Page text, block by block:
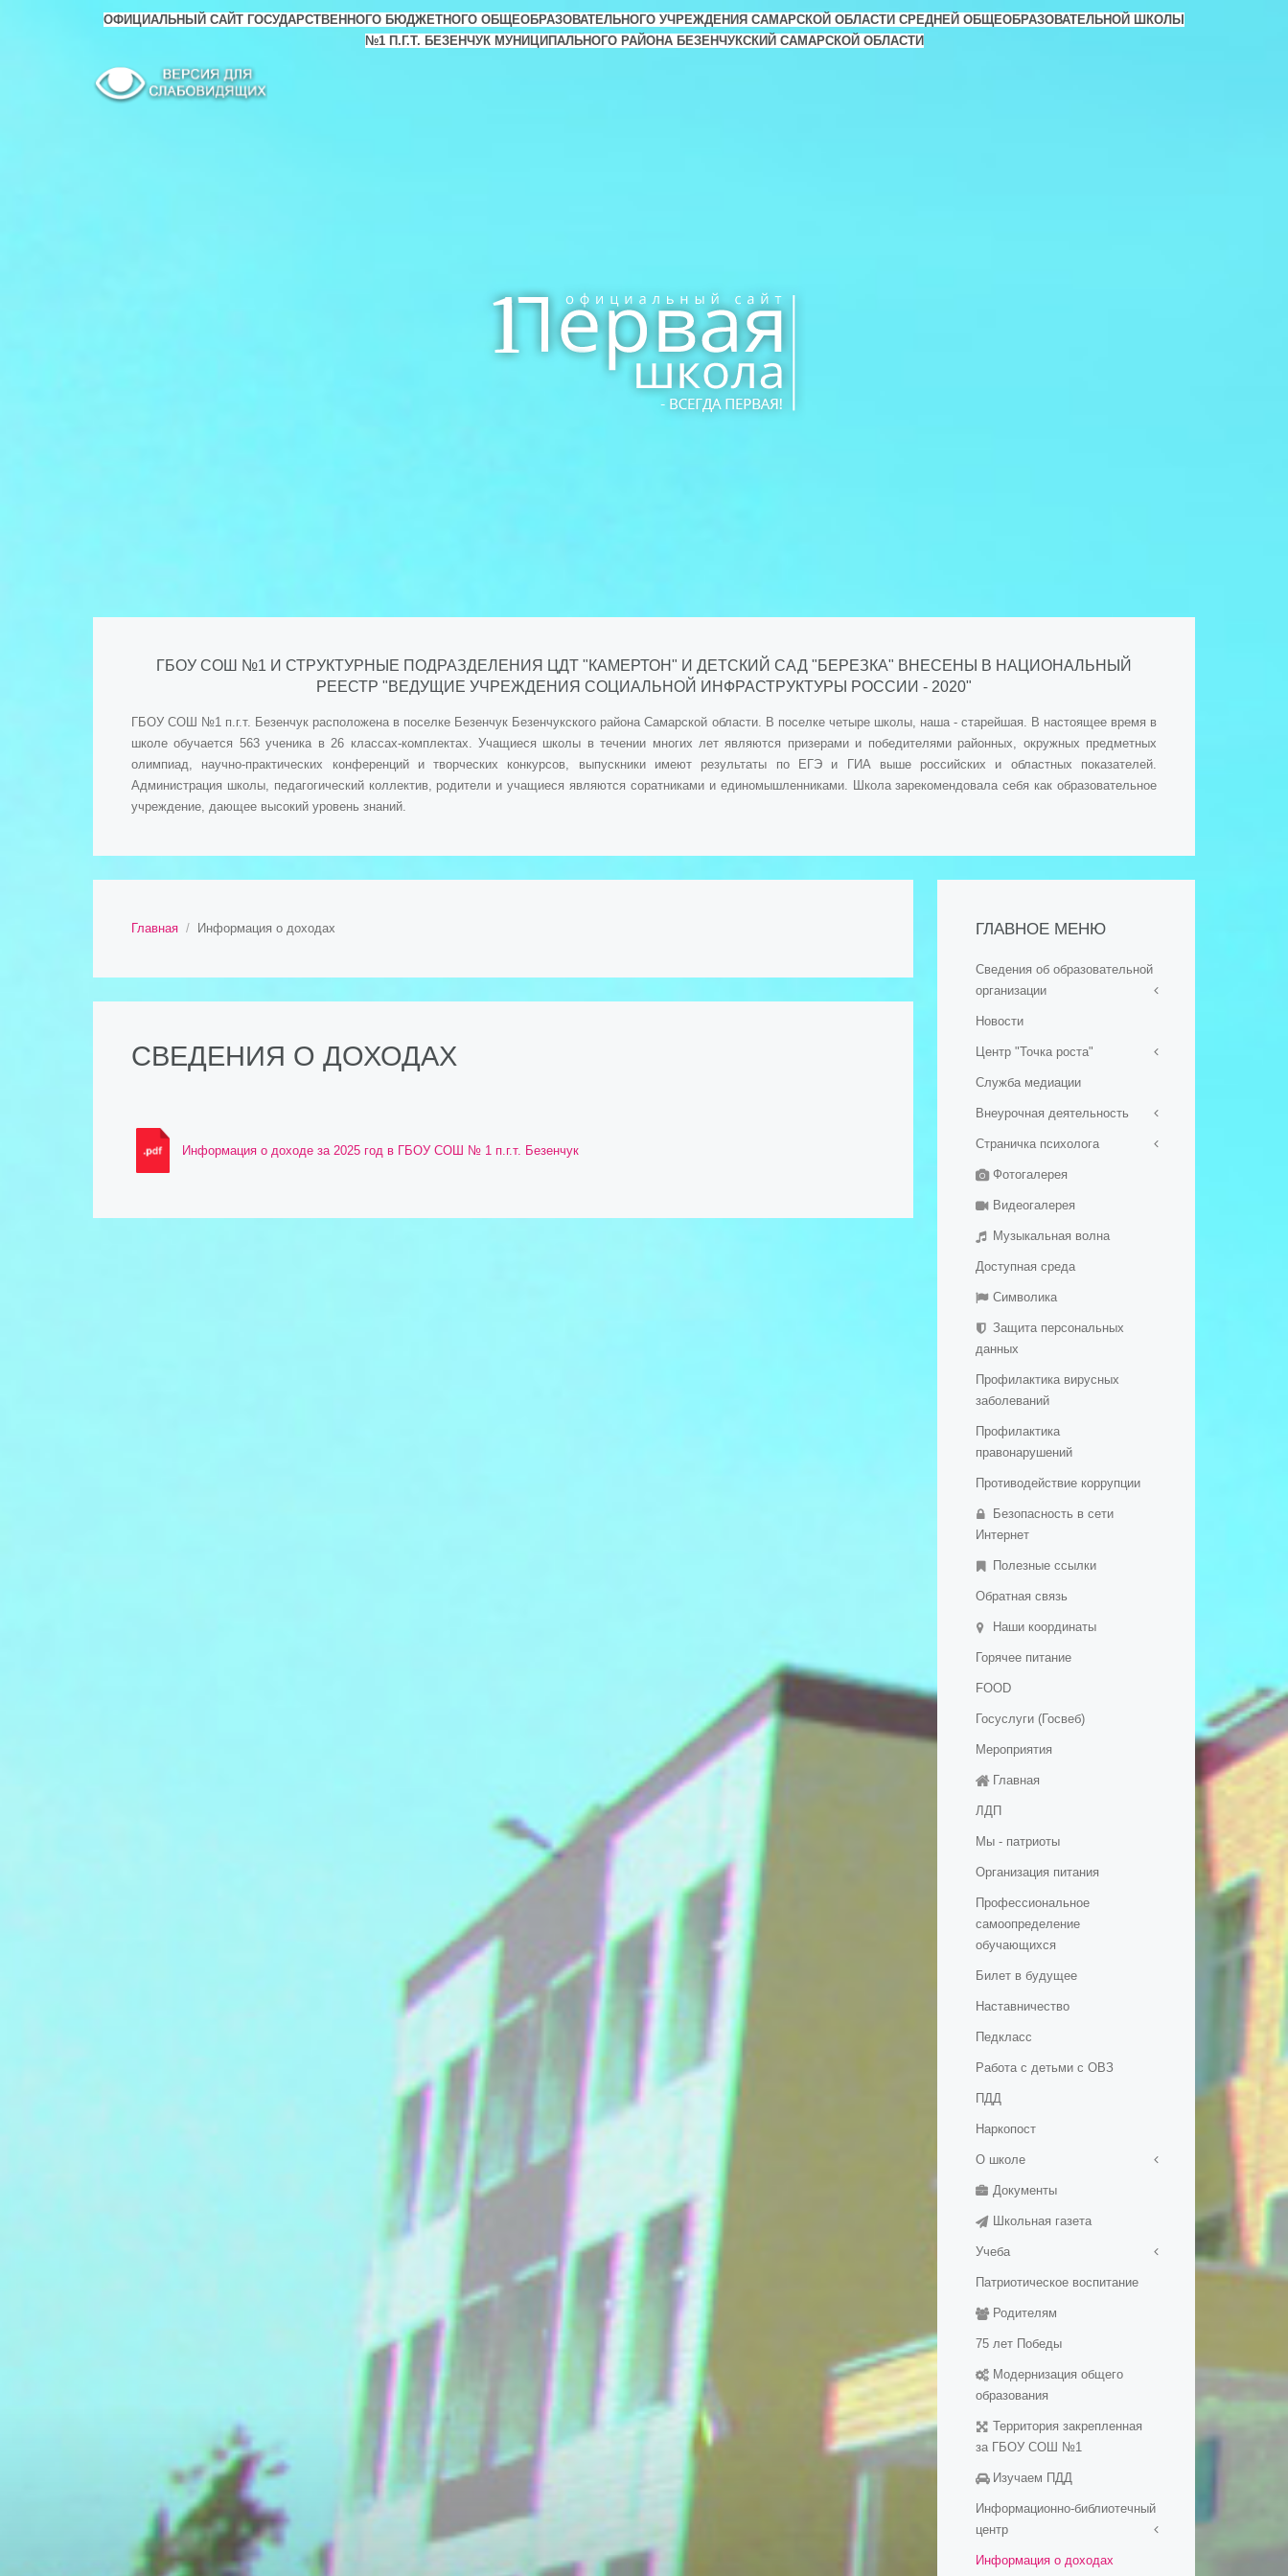
ОФИЦИАЛЬНЫЙ САЙТ ГОСУДАРСТВЕННОГО БЮДЖЕТНОГО ОБЩЕОБРАЗОВАТЕЛЬНОГО УЧРЕЖДЕНИЯ САМАРСКОЙ ОБЛАСТИ СРЕДНЕЙ ОБЩЕОБРАЗОВАТЕЛЬНОЙ ШКОЛЫ
№1 П.Г.Т. БЕЗЕНЧУК МУНИЦИПАЛЬНОГО РАЙОНА БЕЗЕНЧУКСКИЙ САМАРСКОЙ ОБЛАСТИ
ГБОУ СОШ №1 И СТРУКТУРНЫЕ ПОДРАЗДЕЛЕНИЯ ЦДТ "КАМЕРТОН" И ДЕТСКИЙ САД "БЕРЕЗКА" ВНЕСЕНЫ В НАЦИОНАЛЬНЫЙ
РЕЕСТР "ВЕДУЩИЕ УЧРЕЖДЕНИЯ СОЦИАЛЬНОЙ ИНФРАСТРУКТУРЫ РОССИИ - 2020"
ГБОУ СОШ №1 п.г.т. Безенчук расположена в поселке Безенчук Безенчукского района Самарской области. В поселке четыре школы, наша - старейшая. В настоящее время в
школе обучается 563 ученика в 26 классах-комплектах. Учащиеся школы в течении многих лет являются призерами и победителями районных, окружных предметных
олимпиад, научно-практических конференций и творческих конкурсов, выпускники имеют результаты по ЕГЭ и ГИА выше российских и областных показателей.
Администрация школы, педагогический коллектив, родители и учащиеся являются соратниками и единомышленниками. Школа зарекомендовала себя как образовательное
учреждение, дающее высокий уровень знаний.
Главная Информация о доходах
СВЕДЕНИЯ О ДОХОДАХ
Информация о доходе за 2025 год в ГБОУ СОШ № 1 п.г.т. Безенчук
ГЛАВНОЕ МЕНЮ
Сведения об образовательной
организации
- Основные сведения
- Структура и органы
организацией
- Документы
- Образование
- Стипендии и меры
- Руководство
- Педагогический (научно-
педагогический) состав
обеспечение и оснащенность
образовательного процесса.
Доступная среда
- Платные образовательные
услуги
деятельность
(перевода) обучающихся
- Международное
сотрудничество
- Организация питания в
- Образовательные стандарты
и требования
- Дополнительное
Новости
Центр "Точка роста"
Общая информация о центре
"Точка роста"
Педагоги
Материально-техническая
база
Дополнительная информация
Обратная связь
Галерея
Служба медиации
Внеурочная деятельность
ШСК "Вымпел"
Школьный хор
Школьный театр
Страничка психолога
График консультаций
Фотогалерея
Видеогалерея
Музыкальная волна
Доступная среда
Символика
Защита персональных
данных
Профилактика вирусных
заболеваний
Профилактика
правонарушений
Противодействие коррупции
Безопасность в сети
Интернет
Полезные ссылки
Обратная связь
Наши координаты
Горячее питание
FOOD
Госуслуги (Госвеб)
Мероприятия
Главная
ЛДП
Мы - патриоты
Организация питания
Профессиональное
самоопределение
обучающихся
Билет в будущее
Наставничество
Педкласс
Работа с детьми с ОВЗ
ПДД
Наркопост
О школе
Правила приема в школу
История школы
Документы
Школьная газета
Учеба
Медалисты
Электронные
уроков
Патриотическое воспитание
Родителям
75 лет Победы
Модернизация общего
образования
Территория закрепленная
за ГБОУ СОШ №1
Изучаем ПДД
Информационно-библиотечный
центр
Визитная карточка
Информация о доходах